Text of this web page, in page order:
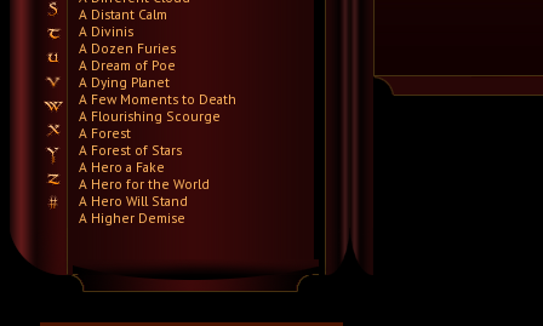
A Distant Calm
A Divinis
A Dozen Furies
A Dream of Poe
A Dying Planet
A Few Moments to Death
A Flourishing Scourge
A Forest
A Forest of Stars
A Hero a Fake
A Hero for the World
A Hero Will Stand
A Higher Demise
A Life Once Lost
A Light Divided
A Lot Like Birds